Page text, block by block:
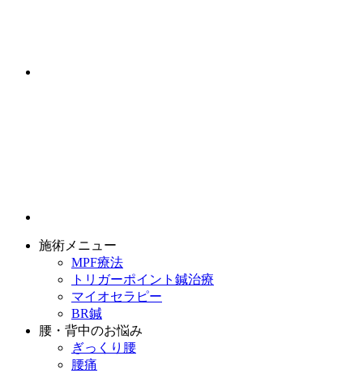
施術メニュー
MPF療法
トリガーポイント鍼治療
マイオセラピー
BR鍼
腰・背中のお悩み
ぎっくり腰
腰痛